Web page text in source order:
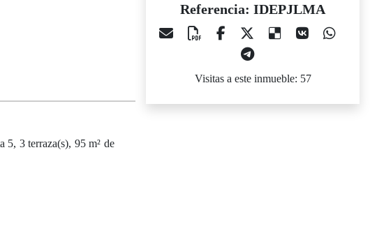
5, 3 terraza(s), 95 m² de
Referencia: IDEPJLMA
Visitas a este inmueble: 57